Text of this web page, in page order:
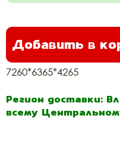
Добавить в
7260*6365*4265
Регион доставки:
всему